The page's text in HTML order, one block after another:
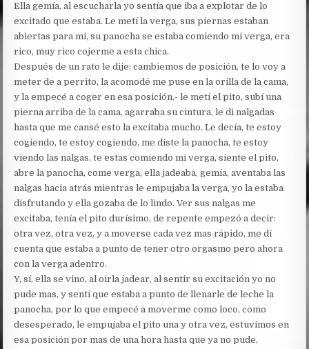
Ella gemía, al escucharla yo sentía que iba a explotar de lo
excitado que estaba. Le metí la verga, sus piernas estaban
abiertas para mi, su panocha se estaba comiendo mi verga, era
rico, muy rico cojerme a esta chica.
Después de un rato le dije: cambiemos de posición, te lo voy a
meter de a perrito, la acomodé me puse en la orilla de la cama,
y la empecé a coger en esa posición.- le metí el pito, subí una
pierna arriba de la cama, agarraba su cintura, le di nalgadas
hasta que me cansé esto la excitaba mucho. Le decía, te estoy
cogiendo, te estoy cogiendo, me diste la panocha, te estoy
viendo las nalgas, te estas comiendo mi verga, siente el pito,
abre la panocha, come verga, ella jadeaba, gemía, aventaba las
nalgas hacia atrás mientras le empujaba la verga, yo la estaba
disfrutando y ella gozaba de lo lindo. Ver sus nalgas me
excitaba, tenía el pito durísimo, de repente empezó a decir:
otra vez, otra vez, y a moverse cada vez mas rápido, me dí
cuenta que estaba a punto de tener otro orgasmo pero ahora
con la verga adentro.
Y, sí, ella se vino, al oirla jadear, al sentir su excitación yo no
pude mas, y sentí que estaba a punto de llenarle de leche la
panocha, por lo que empecé a moverme como loco, como
desesperado, le empujaba el pito una y otra vez, estuvimos en
esa posición por mas de una hora hasta que ya no pude,